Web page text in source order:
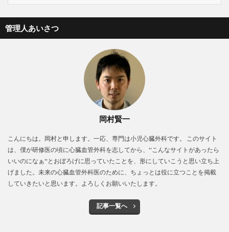
管理人あいさつ
岡村賢一
こんにちは。岡村と申します。一応、専門は小児心臓外科です。 このサイト
は、僕が研修医の頃に心臓血管外科を志してから、''こんなサイトがあったら
いいのになぁ''とおぼろげに思っていたことを、形にしていこうと思い立ち上
げました。未来の心臓血管外科医のために、ちょっとは役に立つことを掲載
していきたいと思います。よろしくお願いいたします。
記事一覧へ